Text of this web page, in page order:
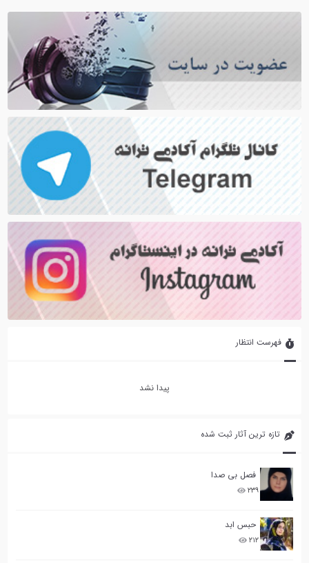
تازه ترین آثار ثبت شده
فصل بی صدا
۲۳۹
حبس ابد
۲۱۲
فهرست انتظار
پیدا نشد